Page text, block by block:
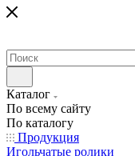
Каталог
По всему сайту
По каталогу
Продукция
Игольчатые ролики